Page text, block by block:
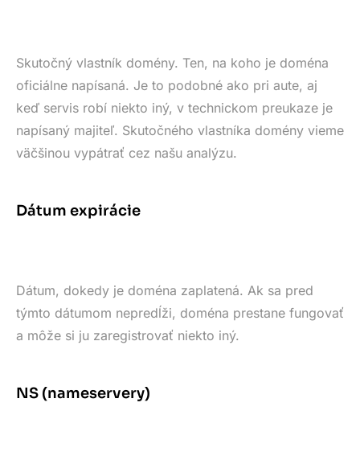
Skutočný vlastník domény. Ten, na koho je doména
oficiálne napísaná. Je to podobné ako pri aute, aj
keď servis robí niekto iný, v technickom preukaze je
napísaný majiteľ. Skutočného vlastníka domény vieme
väčšinou vypátrať cez našu analýzu.
Dátum expirácie
Dátum, dokedy je doména zaplatená. Ak sa pred
týmto dátumom nepredĺži, doména prestane fungovať
a môže si ju zaregistrovať niekto iný.
NS (nameservery)